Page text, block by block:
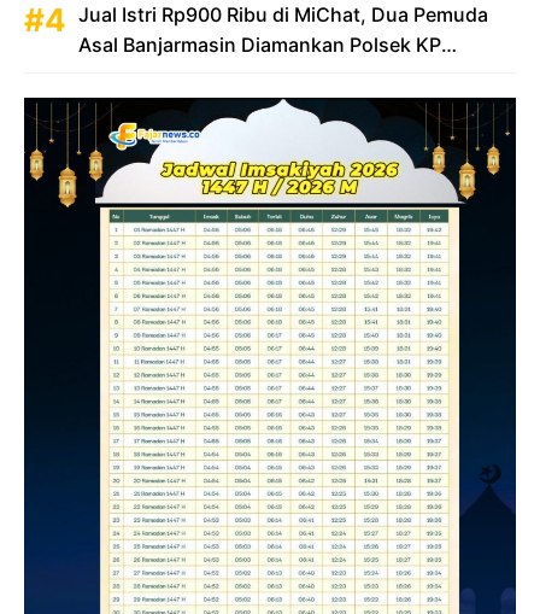
Jual Istri Rp900 Ribu di MiChat, Dua Pemuda
Asal Banjarmasin Diamankan Polsek KP